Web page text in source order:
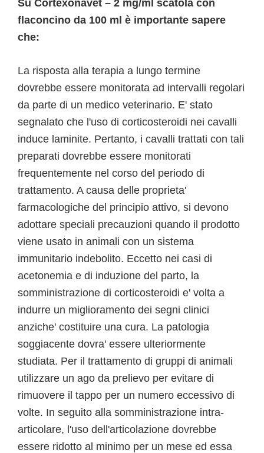
Su Cortexonavet – 2 mg/ml scatola con
flaconcino da 100 ml è importante sapere
che:
La risposta alla terapia a lungo termine
dovrebbe essere monitorata ad intervalli regolari
da parte di un medico veterinario. E' stato
segnalato che l'uso di corticosteroidi nei cavalli
induce laminite. Pertanto, i cavalli trattati con tali
preparati dovrebbe essere monitorati
frequentemente nel corso del periodo di
trattamento. A causa delle proprieta'
farmacologiche del principio attivo, si devono
adottare speciali precauzioni quando il prodotto
viene usato in animali con un sistema
immunitario indebolito. Eccetto nei casi di
acetonemia e di induzione del parto, la
somministrazione di corticosteroidi e' volta a
indurre un miglioramento dei segni clinici
anziche' costituire una cura. La patologia
soggiacente dovra' essere ulteriormente
studiata. Per il trattamento di gruppi di animali
utilizzare un ago da prelievo per evitare di
rimuovere il tappo per un numero eccessivo di
volte. In seguito alla somministrazione intra-
articolare, l'uso dell'articolazione dovrebbe
essere ridotto al minimo per un mese ed essa